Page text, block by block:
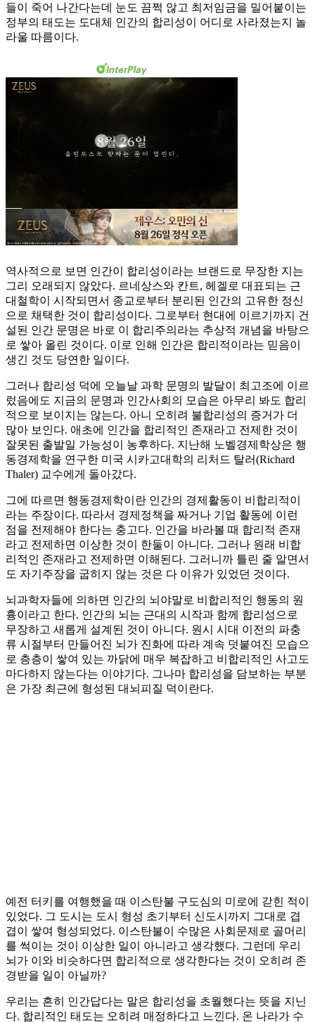
들이 죽어 나간다는데 눈도 끔쩍 않고 최저임금을 밀어붙이는
정부의 태도는 도대체 인간의 합리성이 어디로 사라졌는지 놀
라울 따름이다.
역사적으로 보면 인간이 합리성이라는 브랜드로 무장한 지는
그리 오래되지 않았다. 르네상스와 칸트, 헤겔로 대표되는 근
대철학이 시작되면서 종교로부터 분리된 인간의 고유한 정신
으로 채택한 것이 합리성이다. 그로부터 현대에 이르기까지 건
설된 인간 문명은 바로 이 합리주의라는 추상적 개념을 바탕으
로 쌓아 올린 것이다. 이로 인해 인간은 합리적이라는 믿음이
생긴 것도 당연한 일이다.
그러나 합리성 덕에 오늘날 과학 문명의 발달이 최고조에 이르
렀음에도 지금의 문명과 인간사회의 모습은 아무리 봐도 합리
적으로 보이지는 않는다. 아니 오히려 불합리성의 증거가 더
많아 보인다. 애초에 인간을 합리적인 존재라고 전제한 것이
잘못된 출발일 가능성이 농후하다. 지난해 노벨경제학상은 행
동경제학을 연구한 미국 시카고대학의 리처드 탈러(Richard
Thaler) 교수에게 돌아갔다.
그에 따르면 행동경제학이란 인간의 경제활동이 비합리적이
라는 주장이다. 따라서 경제정책을 짜거나 기업 활동에 이런
점을 전제해야 한다는 충고다. 인간을 바라볼 때 합리적 존재
라고 전제하면 이상한 것이 한둘이 아니다. 그러나 원래 비합
리적인 존재라고 전제하면 이해된다. 그러니까 틀린 줄 알면서
도 자기주장을 굽히지 않는 것은 다 이유가 있었던 것이다.
뇌과학자들에 의하면 인간의 뇌야말로 비합리적인 행동의 원
흉이라고 한다. 인간의 뇌는 근대의 시작과 함께 합리성으로
무장하고 새롭게 설계된 것이 아니다. 원시 시대 이전의 파충
류 시절부터 만들어진 뇌가 진화에 따라 계속 덧붙여진 모습으
로 층층이 쌓여 있는 까닭에 매우 복잡하고 비합리적인 사고도
마다하지 않는다는 이야기다. 그나마 합리성을 담보하는 부분
은 가장 최근에 형성된 대뇌피질 덕이란다.
예전 터키를 여행했을 때 이스탄불 구도심의 미로에 갇힌 적이
있었다. 그 도시는 도시 형성 초기부터 신도시까지 그대로 겹
겹이 쌓여 형성되었다. 이스탄불이 수많은 사회문제로 골머리
를 썩이는 것이 이상한 일이 아니라고 생각했다. 그런데 우리
뇌가 이와 비슷하다면 합리적으로 생각한다는 것이 오히려 존
경받을 일이 아닐까?
우리는 흔히 인간답다는 말은 합리성을 초월했다는 뜻을 지닌
다. 합리적인 태도는 오히려 매정하다고 느낀다. 온 나라가 수